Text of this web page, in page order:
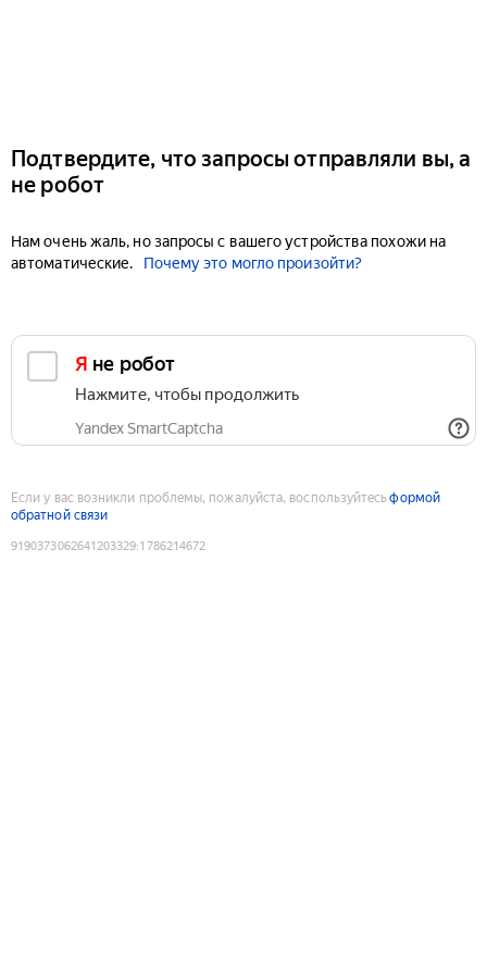
Подтвердите, что запросы отправляли вы, а
не робот
Нам очень жаль, но запросы с вашего устройства похожи на
автоматические.
Почему это могло произойти?
Я не робот
Нажмите, чтобы продолжить
Yandex SmartCaptcha
Если у вас возникли проблемы, пожалуйста, воспользуйтесьформой
обратной связи
9190373062641203329:1786214672